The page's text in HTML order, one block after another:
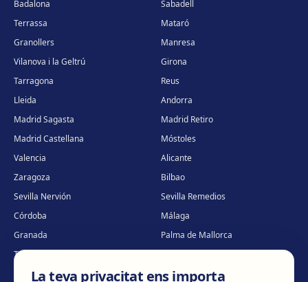
Badalona
Sabadell
Terrassa
Mataró
Granollers
Manresa
Vilanova i la Geltrú
Girona
Tarragona
Reus
Lleida
Andorra
Madrid Sagasta
Madrid Retiro
Madrid Castellana
Móstoles
Valencia
Alicante
Zaragoza
Bilbao
Sevilla Nervión
Sevilla Remedios
Córdoba
Málaga
Granada
Palma de Mallorca
Tenerife
Portugal · Famalicão
Portugal · Guimarães
Clínica virtual*
La teva privacitat ens importa